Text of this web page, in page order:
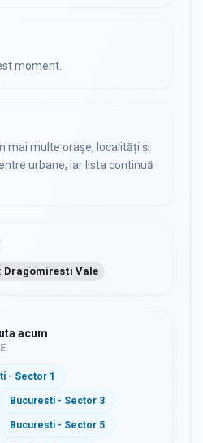
moment.
mai multe orașe, localități și
urbane, iar lista continuă
Dragomiresti Vale
acum
- Sector 1
Bucuresti - Sector 3
Bucuresti - Sector 5